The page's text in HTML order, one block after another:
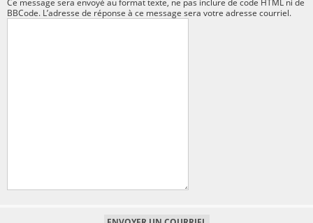
Ce message sera envoyé au format texte, ne pas inclure de code HTML ni de
BBCode. L’adresse de réponse à ce message sera votre adresse courriel.